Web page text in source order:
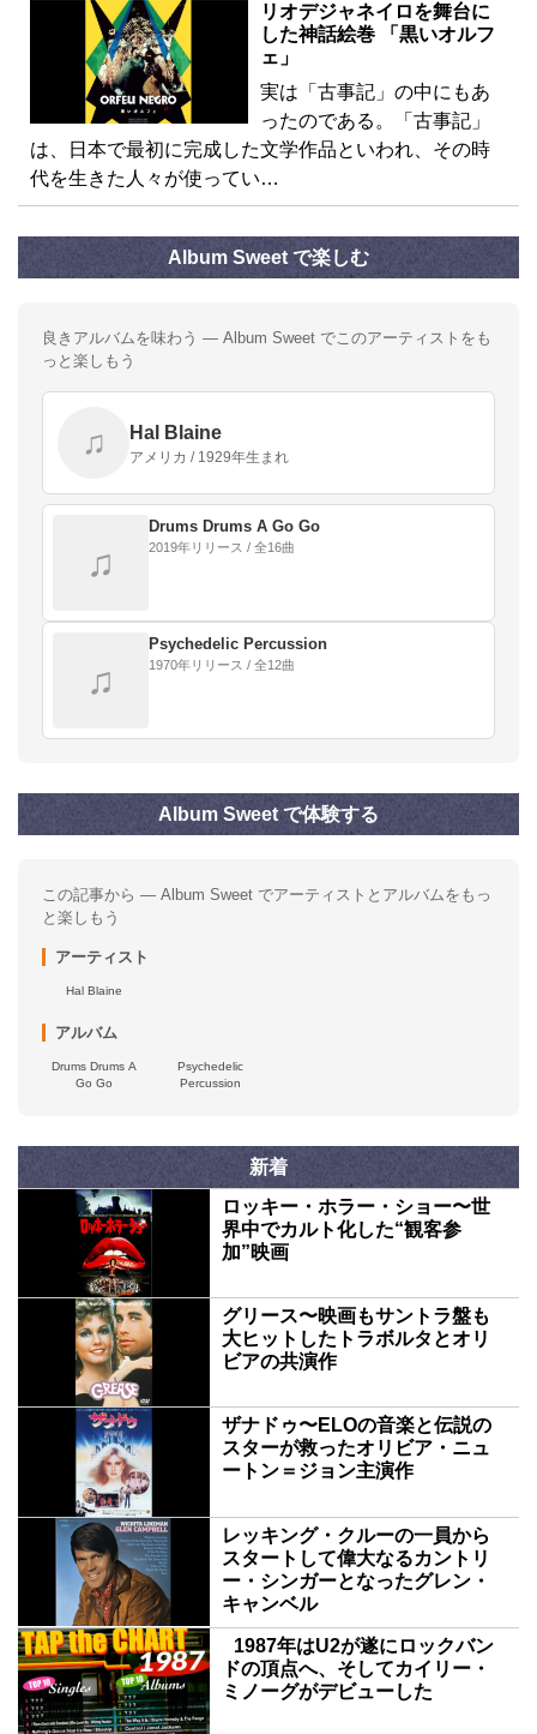
リオデジャネイロを舞台に
した神話絵巻 「黒いオルフ
ェ」
実は「古事記」の中にもあ
ったのである。「古事記」
は、日本で最初に完成した文学作品といわれ、その時
代を生きた人々が使ってい…
Album Sweet で楽しむ
良きアルバムを味わう — Album Sweet でこのアーティストをも
っと楽しもう
♫ Hal Blaine
アメリカ / 1929年生まれ
♫
Drums Drums A Go Go
2019年リリース / 全16曲
♫
Psychedelic Percussion
1970年リリース / 全12曲
Album Sweet で体験する
この記事から — Album Sweet でアーティストとアルバムをもっ
と楽しもう
アーティスト
Hal Blaine
アルバム
Drums Drums A
Go Go
Psychedelic
Percussion
新着
ロッキー・ホラー・ショー〜世
界中でカルト化した“観客参
加”映画
グリース〜映画もサントラ盤も
大ヒットしたトラボルタとオリ
ビアの共演作
ザナドゥ〜ELOの音楽と伝説の
スターが救ったオリビア・ニュ
ートン＝ジョン主演作
レッキング・クルーの一員から
スタートして偉大なるカントリ
ー・シンガーとなったグレン・
キャンベル
1987年はU2が遂にロックバン
ドの頂点へ、そしてカイリー・
ミノーグがデビューした